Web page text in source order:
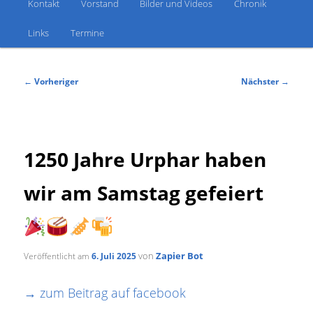
Kontakt Vorstand Bilder und Videos Chronik
Links Termine
Beitragsnavigation
← Vorheriger Nächster →
1250 Jahre Urphar haben
wir am Samstag gefeiert
Veröffentlicht am6. Juli 2025vonZapier Bot
→ zum Beitrag auf facebook